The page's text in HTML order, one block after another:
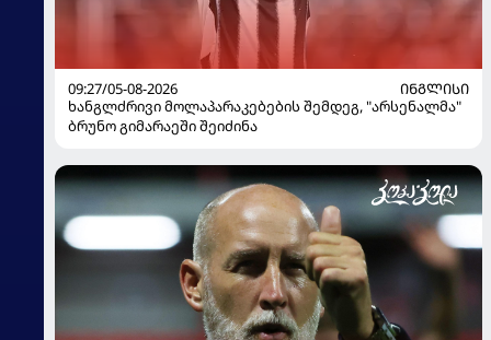
09:27/05-08-2026
ᲘᲜᲒᲚᲘᲡᲘ
ხანგლძრივი მოლაპარაკებების შემდეგ, "არსენალმა"
ბრუნო გიმარაეში შეიძინა